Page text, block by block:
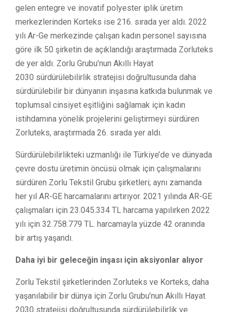
gelen entegre ve inovatif polyester iplik üretim
merkezlerinden Korteks ise 216. sırada yer aldı. 2022
yılı Ar-Ge merkezinde çalışan kadın personel sayısına
göre ilk 50 şirketin de açıklandığı araştırmada Zorluteks
de yer aldı. Zorlu Grubu’nun Akıllı Hayat
2030 sürdürülebilirlik stratejisi doğrultusunda daha
sürdürülebilir bir dünyanın inşasına katkıda bulunmak ve
toplumsal cinsiyet eşitliğini sağlamak için kadın
istihdamına yönelik projelerini geliştirmeyi sürdüren
Zorluteks, araştırmada 26. sırada yer aldı.
Sürdürülebilirlikteki uzmanlığı ile Türkiye’de ve dünyada
çevre dostu üretimin öncüsü olmak için çalışmalarını
sürdüren Zorlu Tekstil Grubu şirketleri; aynı zamanda
her yıl AR-GE harcamalarını artırıyor. 2021 yılında AR-GE
çalışmaları için 23.045.334 TL harcama yapılırken 2022
yılı için 32.758.779 TL. harcamayla yüzde 42 oranında
bir artış yaşandı.
Daha iyi bir geleceğin inşası için aksiyonlar alıyor
Zorlu Tekstil şirketlerinden Zorluteks ve Korteks, daha
yaşanılabilir bir dünya için Zorlu Grubu’nun Akıllı Hayat
2030 stratejisi doğrultusunda sürdürülebilirlik ve